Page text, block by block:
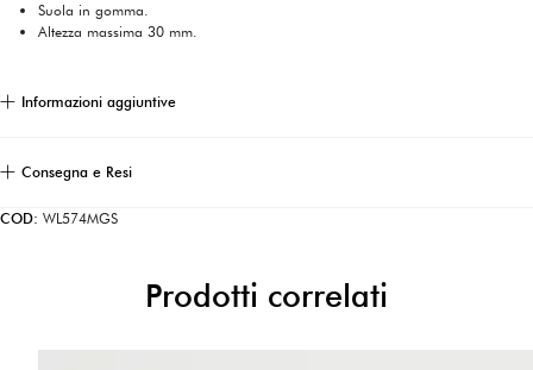
COD: WL574MGS
Suola in gomma.
Altezza massima 30 mm.
Informazioni aggiuntive
Consegna e Resi
Prodotti correlati